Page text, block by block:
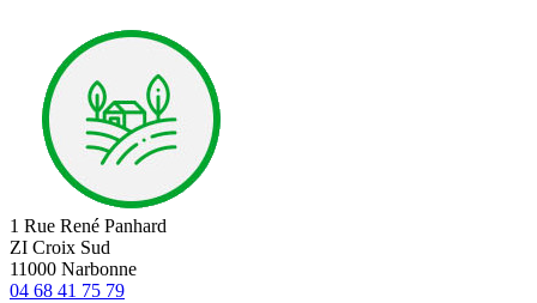
1 Rue René Panhard
ZI Croix Sud
11000 Narbonne
04 68 41 75 79